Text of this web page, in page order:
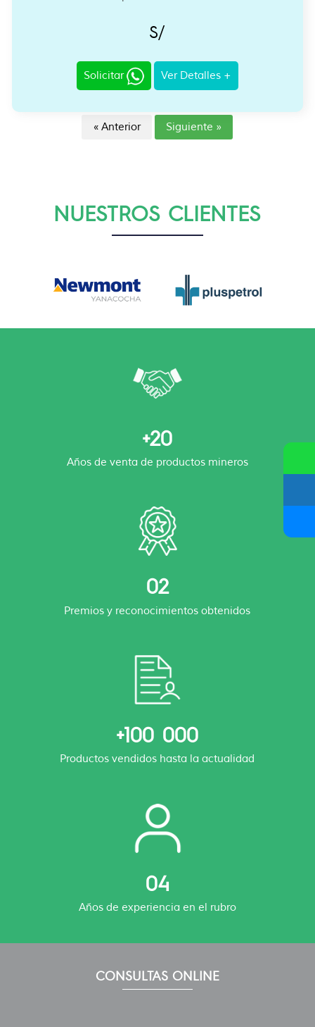
S/
Solicitar Ver Detalles +
« Anterior Siguiente »
NUESTROS CLIENTES
+20
Años de venta de productos mineros
02
Premios y reconocimientos obtenidos
+100 000
Productos vendidos hasta la actualidad
04
Años de experiencia en el rubro
CONSULTAS ONLINE